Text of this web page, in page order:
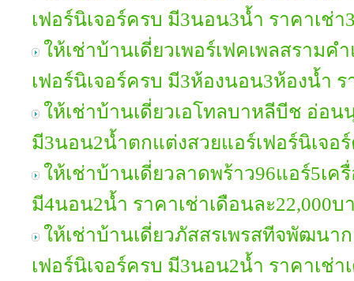
เฟอร์นิเจอร์ครบ มี3นอน3น้ำ ราคาเช่า
ให้เช่าบ้านเดี่ยวเพอร์เฟคเพลสรามค
เฟอร์นิเจอร์ครบ มี3ห้องนอน3ห้องน้ำ ร
ให้เช่าบ้านเดี่ยวเอโทลบาหลีบีช อ่อน
มี3นอน2น้ำตกแต่งสวยแอร์เฟอร์นิเจอ
ให้เช่าบ้านเดี่ยวลาดพร้าว96แอร์5เค
มี4นอน2น้ำ ราคาเช่าเดือนละ22,000บ
ให้เช่าบ้านเดี่ยวภัสสรเพรสทีจพัฒนา
เฟอร์นิเจอร์ครบ มี3นอน2น้ำ ราคาเช่า